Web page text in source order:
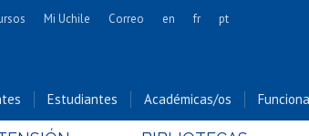
Cs. Forestales y Conservación
Mi Uchile Correo en fr pt
Estudiantes Académicas/os